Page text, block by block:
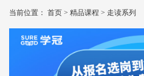
当前位置： 首页 > 精品课程 > 走读系列